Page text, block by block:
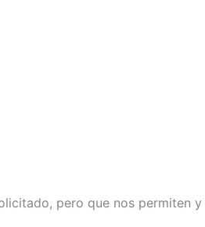
pero que nos permiten y